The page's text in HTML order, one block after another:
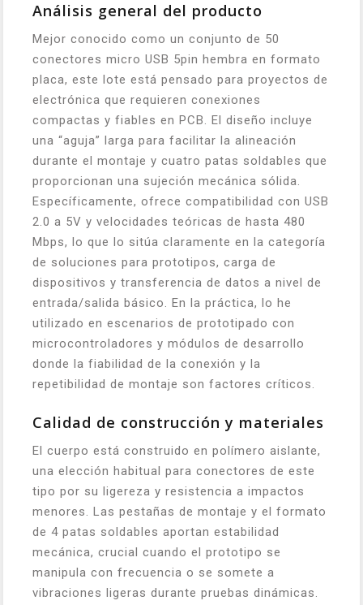
Análisis general del producto
Mejor conocido como un conjunto de 50
conectores micro USB 5pin hembra en formato
placa, este lote está pensado para proyectos de
electrónica que requieren conexiones
compactas y fiables en PCB. El diseño incluye
una “aguja” larga para facilitar la alineación
durante el montaje y cuatro patas soldables que
proporcionan una sujeción mecánica sólida.
Específicamente, ofrece compatibilidad con USB
2.0 a 5V y velocidades teóricas de hasta 480
Mbps, lo que lo sitúa claramente en la categoría
de soluciones para prototipos, carga de
dispositivos y transferencia de datos a nivel de
entrada/salida básico. En la práctica, lo he
utilizado en escenarios de prototipado con
microcontroladores y módulos de desarrollo
donde la fiabilidad de la conexión y la
repetibilidad de montaje son factores críticos.
Calidad de construcción y materiales
El cuerpo está construido en polímero aislante,
una elección habitual para conectores de este
tipo por su ligereza y resistencia a impactos
menores. Las pestañas de montaje y el formato
de 4 patas soldables aportan estabilidad
mecánica, crucial cuando el prototipo se
manipula con frecuencia o se somete a
vibraciones ligeras durante pruebas dinámicas.